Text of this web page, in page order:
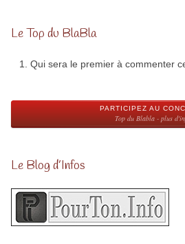
Le Top du BlaBla
Qui sera le premier à commenter
PARTICIPEZ AU
Top du Blabla - plus
Le Blog d’Infos